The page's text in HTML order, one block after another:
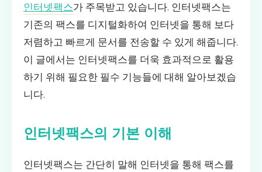
인터넷팩스가 주목받고 있습니다. 인터넷팩스는
기존의 팩스를 디지털화하여 인터넷을 통해 보다
저렴하고 빠르게 문서를 전송할 수 있게 해줍니다.
이 글에서는 인터넷팩스를 더욱 효과적으로 활용
하기 위해 필요한 필수 기능들에 대해 알아보겠습
니다.
인터넷팩스의 기본 이해
인터넷팩스는 간단히 말해 인터넷을 통해 팩스를